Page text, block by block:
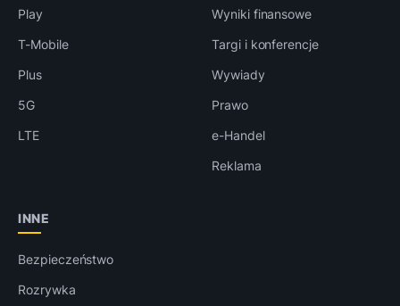
Play
T-Mobile
Plus
5G
LTE
Wyniki finansowe
Targi i konferencje
Wywiady
Prawo
e-Handel
Reklama
INNE
Bezpieczeństwo
Rozrywka